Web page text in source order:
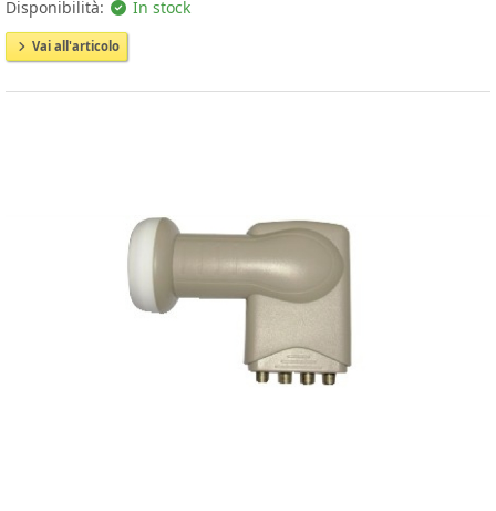
Disponibilità: In stock
Vai all'articolo